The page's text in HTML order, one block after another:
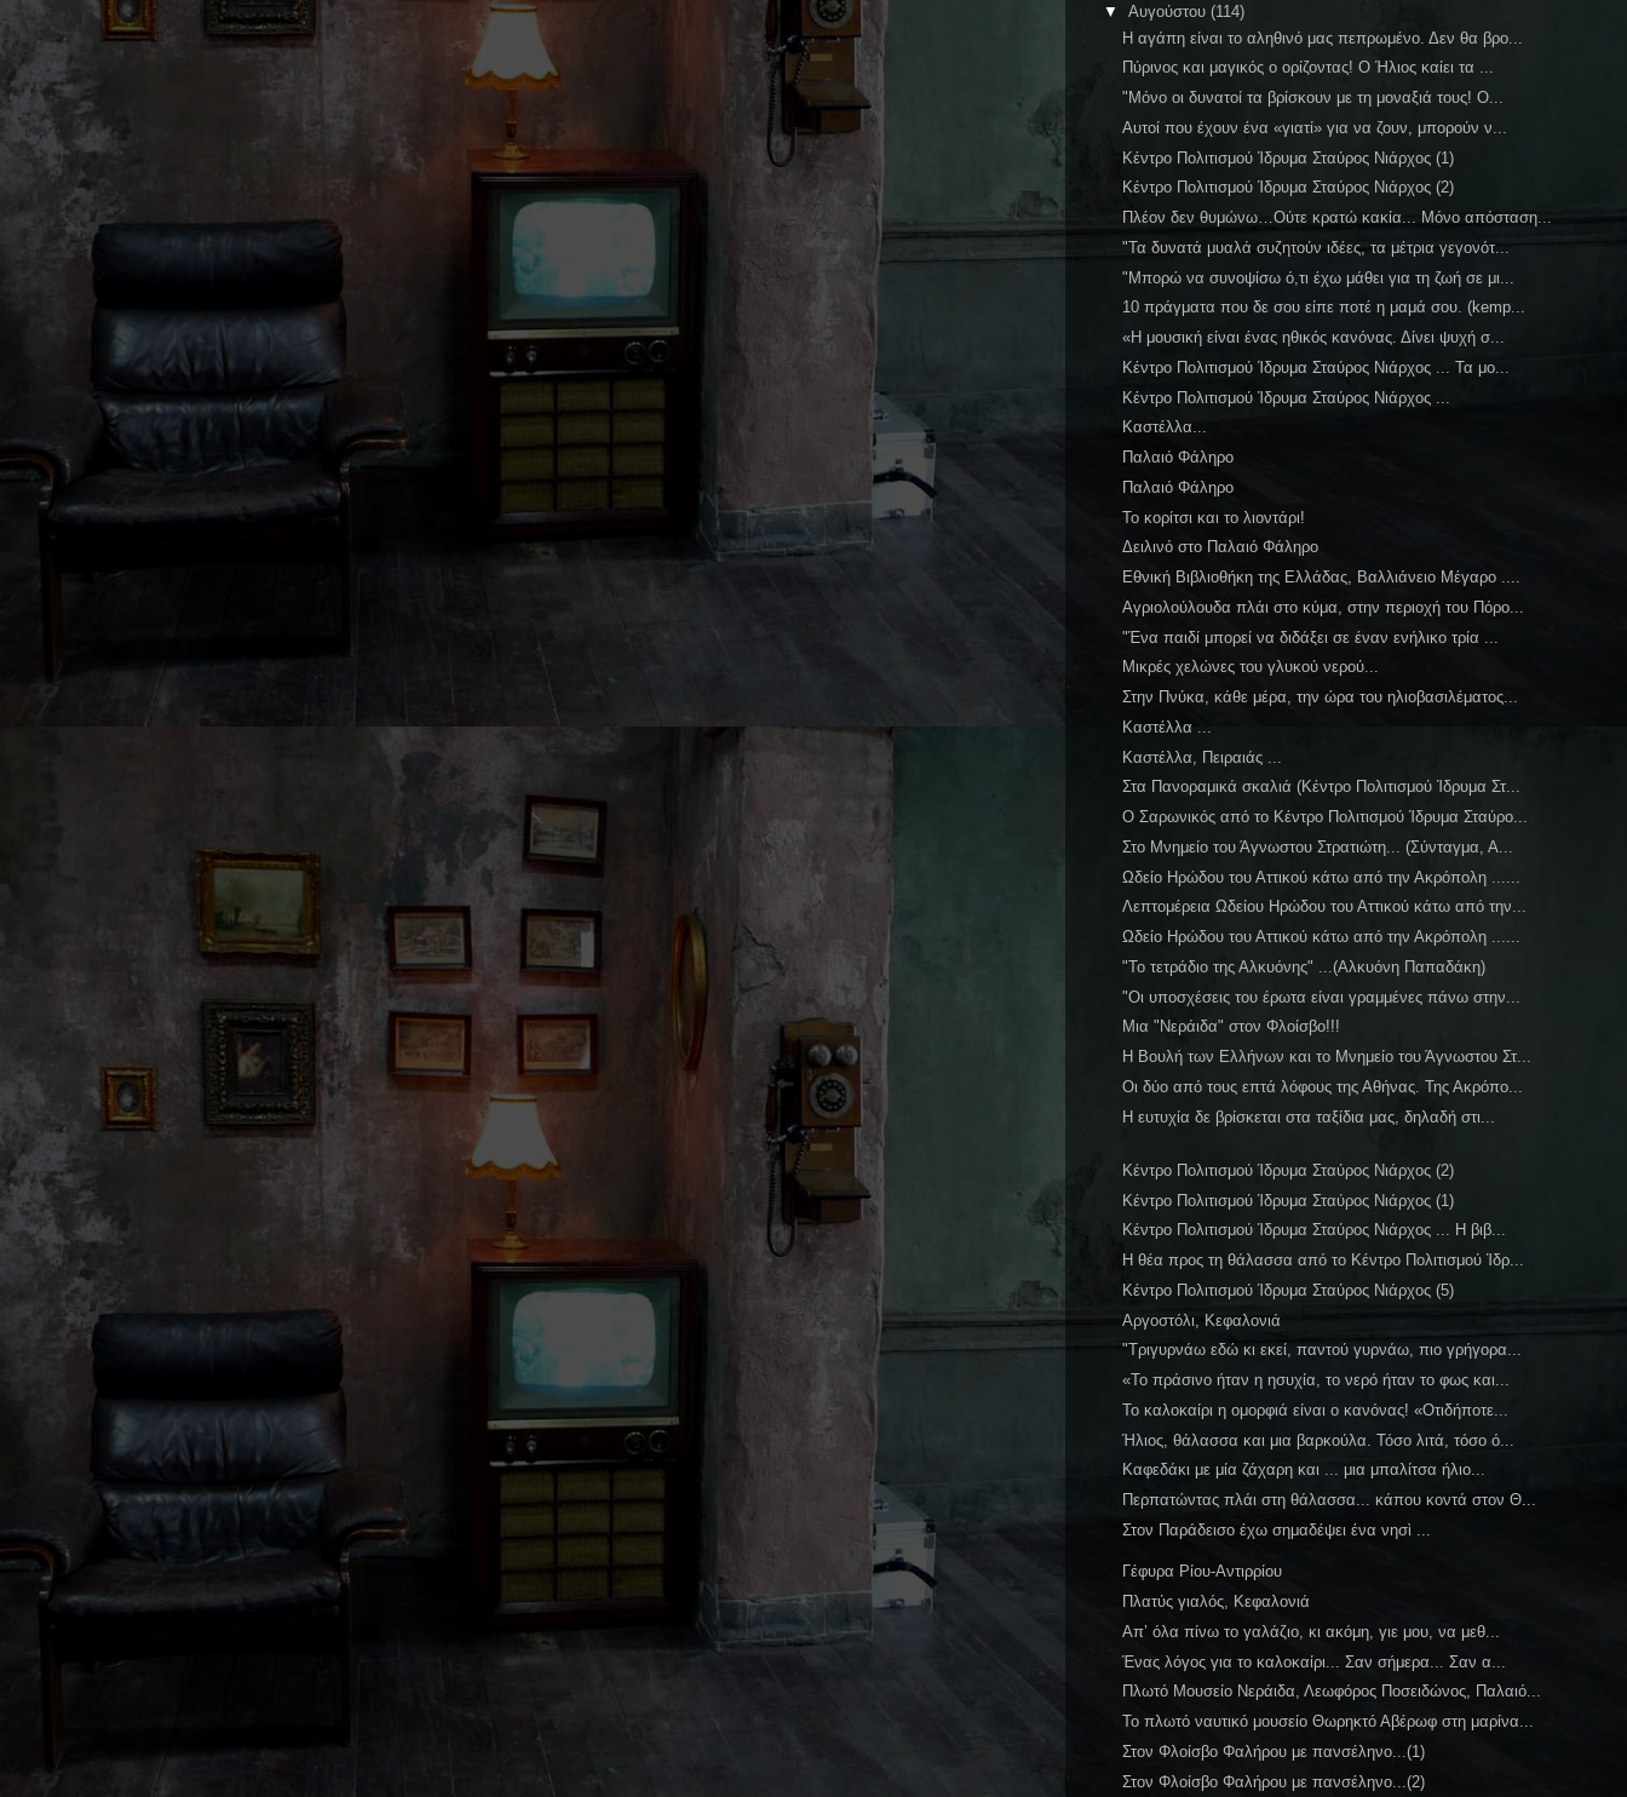
▼ Αυγούστου (114)
Η αγάπη είναι το αληθινό μας πεπρωμένο. Δεν θα βρο...
Πύρινος και μαγικός ο ορίζοντας! Ο Ήλιος καίει τα ...
"Μόνο οι δυνατοί τα βρίσκουν με τη μοναξιά τους! Ο...
Αυτοί που έχουν ένα «γιατί» για να ζουν, μπορούν ν...
Κέντρο Πολιτισμού Ίδρυμα Σταύρος Νιάρχος (1)
Κέντρο Πολιτισμού Ίδρυμα Σταύρος Νιάρχος (2)
Πλέον δεν θυμώνω…Ούτε κρατώ κακία... Μόνο απόσταση...
"Τα δυνατά μυαλά συζητούν ιδέες, τα μέτρια γεγονότ...
"Μπορώ να συνοψίσω ό,τι έχω μάθει για τη ζωή σε μι...
10 πράγματα που δε σου είπε ποτέ η μαμά σου. (kemp...
«Η μουσική είναι ένας ηθικός κανόνας. Δίνει ψυχή σ...
Κέντρο Πολιτισμού Ίδρυμα Σταύρος Νιάρχος ... Τα μο...
Κέντρο Πολιτισμού Ίδρυμα Σταύρος Νιάρχος ...
Καστέλλα...
Παλαιό Φάληρο
Παλαιό Φάληρο
Το κορίτσι και το λιοντάρι!
Δειλινό στο Παλαιό Φάληρο
Εθνική Βιβλιοθήκη της Ελλάδας, Βαλλιάνειο Μέγαρο ....
Αγριολούλουδα πλάι στο κύμα, στην περιοχή του Πόρο...
"Ένα παιδί μπορεί να διδάξει σε έναν ενήλικο τρία ...
Μικρές χελώνες του γλυκού νερού...
Στην Πνύκα, κάθε μέρα, την ώρα του ηλιοβασιλέματος...
Καστέλλα ...
Καστέλλα, Πειραιάς ...
Στα Πανοραμικά σκαλιά (Κέντρο Πολιτισμού Ίδρυμα Στ...
Ο Σαρωνικός από το Κέντρο Πολιτισμού Ίδρυμα Σταύρο...
Στο Μνημείο του Άγνωστου Στρατιώτη... (Σύνταγμα, Α...
Ωδείο Ηρώδου του Αττικού κάτω από την Ακρόπολη ......
Λεπτομέρεια Ωδείου Ηρώδου του Αττικού κάτω από την...
Ωδείο Ηρώδου του Αττικού κάτω από την Ακρόπολη ......
"Το τετράδιο της Αλκυόνης" ...(Αλκυόνη Παπαδάκη)
"Οι υποσχέσεις του έρωτα είναι γραμμένες πάνω στην...
Μια "Νεράιδα" στον Φλοίσβο!!!
Η Βουλή των Ελλήνων και το Μνημείο του Άγνωστου Στ...
Οι δύο από τους επτά λόφους της Αθήνας. Της Ακρόπο...
Η ευτυχία δε βρίσκεται στα ταξίδια μας, δηλαδή στι...
Κέντρο Πολιτισμού Ίδρυμα Σταύρος Νιάρχος (2)
Κέντρο Πολιτισμού Ίδρυμα Σταύρος Νιάρχος (1)
Κέντρο Πολιτισμού Ίδρυμα Σταύρος Νιάρχος ... Η βιβ...
Η θέα προς τη θάλασσα από το Κέντρο Πολιτισμού Ίδρ...
Κέντρο Πολιτισμού Ίδρυμα Σταύρος Νιάρχος (5)
Αργοστόλι, Κεφαλονιά
"Τριγυρνάω εδώ κι εκεί, παντού γυρνάω, πιο γρήγορα...
«Το πράσινο ήταν η ησυχία, το νερό ήταν το φως και...
Το καλοκαίρι η ομορφιά είναι ο κανόνας! «Οτιδήποτε...
Ήλιος, θάλασσα και μια βαρκούλα. Τόσο λιτά, τόσο ό...
Καφεδάκι με μία ζάχαρη και ... μια μπαλίτσα ήλιο...
Περπατώντας πλάι στη θάλασσα... κάπου κοντά στον Θ...
Στον Παράδεισο έχω σημαδέψει ένα νησὶ ...
Γέφυρα Ρίου-Αντιρρίου
Πλατύς γιαλός, Κεφαλονιά
Απ’ όλα πίνω το γαλάζιο, κι ακόμη, γιε μου, να μεθ...
Ένας λόγος για το καλοκαίρι... Σαν σήμερα... Σαν α...
Πλωτό Μουσείο Νεράιδα, Λεωφόρος Ποσειδώνος, Παλαιό...
Το πλωτό ναυτικό μουσείο Θωρηκτό Αβέρωφ στη μαρίνα...
Στον Φλοίσβο Φαλήρου με πανσέληνο...(1)
Στον Φλοίσβο Φαλήρου με πανσέληνο...(2)